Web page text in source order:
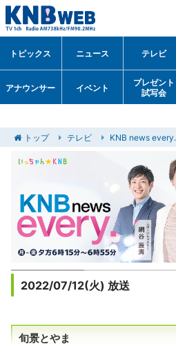
トピックス ニュース テレビ
アナウンサー イベント
プレゼント
試写会
トップ テレビ KNB news every.
2022/07/12(火) 放送
旬景とやま